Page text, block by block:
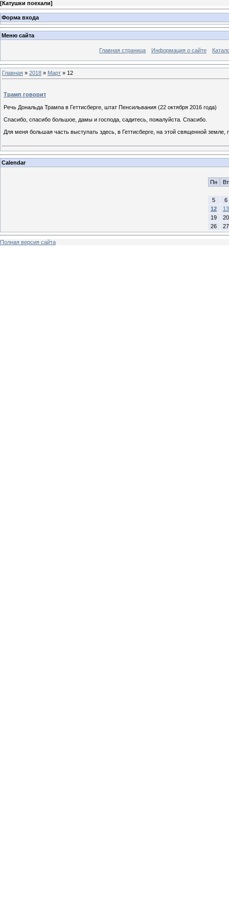
[Катушки поехали]
Форма входа
Меню сайта
Главная страница Информация о сайте
Главная » 2018 » Март » 12
Трамп говорит
Речь Дональда Трампа в Геттисберге, штат Пенсильвания (22 октября 2016 года)
Спасибо, спасибо большое, дамы и господа, садитесь, пожалуйста. Спасибо.
Для меня большая часть выступать здесь, в Геттисберге, на этой священной
Calendar
Пн Вт
5
6
12
13
19
20
26
27
Полная версия сайта